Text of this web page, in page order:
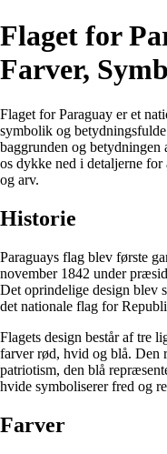
Flaget for
Farver,
Flaget for Paraguay er et
symbolik og
baggrunden og betydningen
os dykke ned i detaljerne
og arv.
Historie
Paraguays flag blev første
november 1842 under
Det oprindelige design blev
det nationale flag for
Flagets design består af tre
farver rød, hvid og blå. Den
patriotism, den blå
hvide symboliserer fred og
Farver